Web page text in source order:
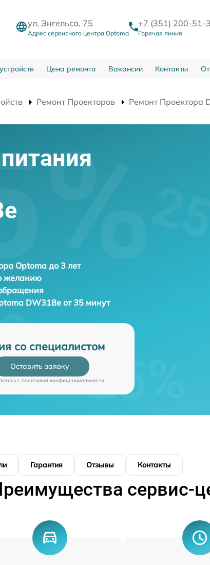
ул. Энгельса, 75
Адрес сервисного центра Optoma
+7 (351) 200-51-
Горячая линия
Цена ремонта Вакансии Контакты
Ремонт Проекторов Ремонт Проектора
Optoma до 3 лет
желанию
DW318e от 35 минут
со специалистом
Оставить заявку
c политикой конфиденциальности
Гарантия Отзывы Контакты
сервис-